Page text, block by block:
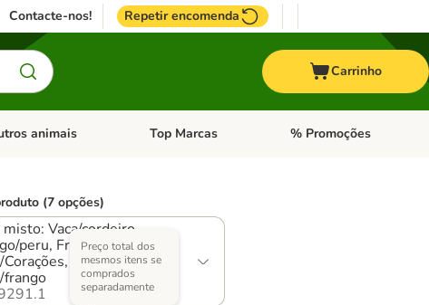
Contacte-nos! Repetir encomenda
Carrinho
menu de categoria: Pássaros
animais Abrir menu de categoria: Outros animais
Top Marcas Abrir menu de categoria:
% Promoções
(7 opções)
misto: Vaca/cordeiro,
peru, Frango/vitela,
Corações, Frango/salmão,
frango
Preço total dos
mesmos itens se
comprados
separadamente